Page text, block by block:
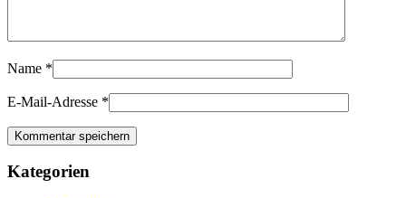
Name *
E-Mail-Adresse *
Kategorien